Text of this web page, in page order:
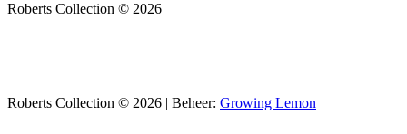
Roberts Collection © 2026
Roberts Collection © 2026 | Beheer: Growing Lemon